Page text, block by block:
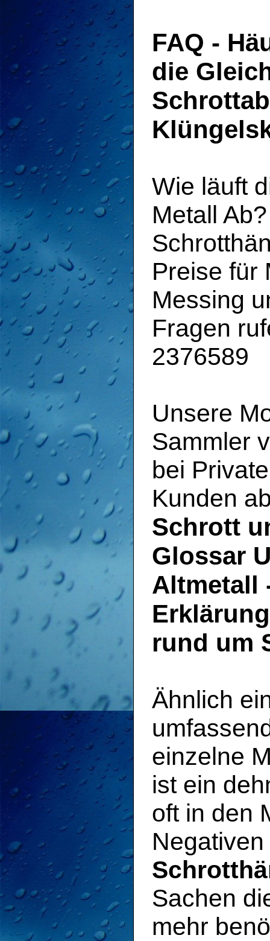
FAQ -
die
Wie läuft
Metall
Preise für
Messing
Fragen
2376589
Unsere
Sammler
bei
Kunden
Schrott
Glossar
Altmetall
rund um
Ähnlich
einzelne
ist ein
oft in den
Sachen
mehr